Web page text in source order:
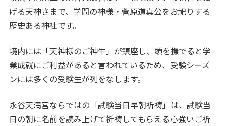
げる天神さまで、学問の神様・菅原道真公をお祀りする
歴史ある神社です。
境内には「天神様のご神牛」が鎮座し、頭を撫でると学
業成就にご利益があると言われているため、受験シーズ
ンには多くの受験生が列をなします。
永谷天満宮ならではの「試験当日早朝祈祷」は、試験当
日の朝に名前を読み上げて祈祷してもらえる心強いご祈